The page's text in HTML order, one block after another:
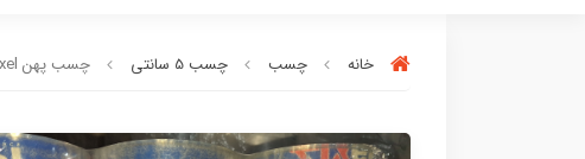
خانه چسب چسب 5 سانتی چسب پهن fixel چسبندگی بالا و با کیفیت